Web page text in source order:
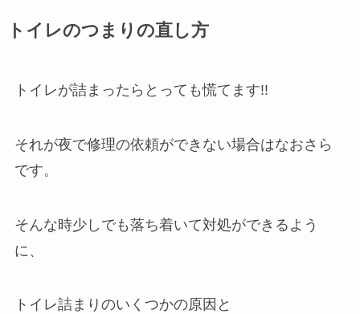
トイレのつまりの直し方
トイレが詰まったらとっても慌てます!!
それが夜で修理の依頼ができない場合はなおさら
です。
そんな時少しでも落ち着いて対処ができるよう
に、
トイレ詰まりのいくつかの原因と